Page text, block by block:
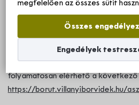
megfelelően az összes sütit
Összes
Engedélyek
rendelkezésére állunk.
Jelen Ászf hatálya Szolgáltató
https://borut.villanyiborvidek.hu)
történő jogviszonyokra terjed ki.
folyamatosan elérhető a
https://borut.villanyiborvidek.hu/
Villányi borvidék
Rólunk